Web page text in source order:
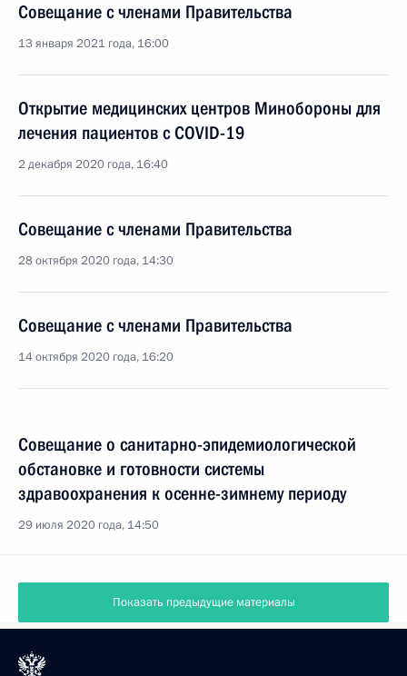
Совещание с членами Правительства
13 января 2021 года, 16:00
Открытие медицинских центров Минобороны для
лечения пациентов с COVID-19
2 декабря 2020 года, 16:40
Совещание с членами Правительства
28 октября 2020 года, 14:30
Совещание с членами Правительства
14 октября 2020 года, 16:20
Совещание о санитарно-эпидемиологической
обстановке и готовности системы
здравоохранения к осенне-зимнему периоду
29 июля 2020 года, 14:50
Показать предыдущие материалы